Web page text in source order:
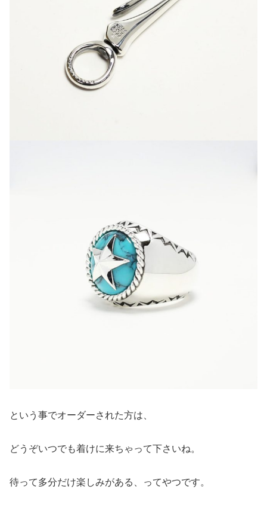
という事でオーダーされた方は、
どうぞいつでも着けに来ちゃって下さいね。
待って多分だけ楽しみがある、ってやつです。